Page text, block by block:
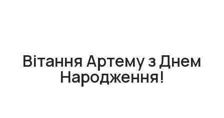
Вітання Артему з Днем
Народження!